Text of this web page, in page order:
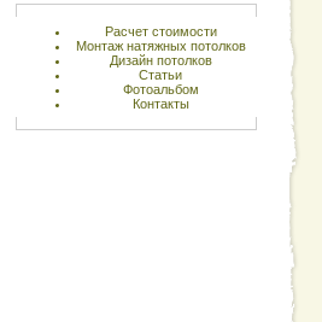
Расчет стоимости
Монтаж натяжных потолков
Дизайн потолков
Статьи
Фотоальбом
Контакты